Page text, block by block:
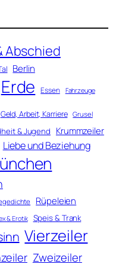
Abschied
Berlin
Erde Essen Fahrzeuge
Geld, Arbeit, Karriere Grusel
& Jugend Krummzeiler
Liebe und Beziehung
Rüpeleien
& Erotik Speis & Trank
Vierzeiler
Zweizeiler